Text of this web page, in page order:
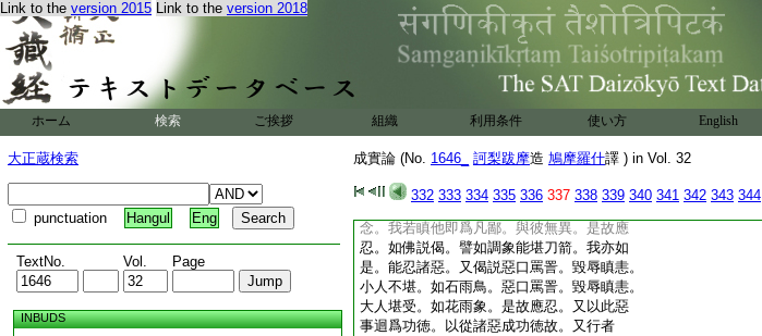
Link to the version 2015 Link to the version 2018
ホーム 検索 ご挨拶 組織 利用条件 使い方 English
大正蔵検索
punctuation Hangul Eng
TextNo. Vol. Page
INBUDS
成實論 (No. 1646_ 訶梨跋摩造 鳩摩羅什譯 ) in Vol. 32
332 333 334 335 336 337 338 339 340 341 342 343 344
所宜。又當念前人利益善事。除捨惡事
則瞋恚息。又當觀前人本末因縁。此人先
世或爲我母。懷妊生育爲我勤苦。或爲我
父兄弟妻子。云何當瞋。又念。來世或當爲
我父母兄弟。或作羅漢縁覺諸佛。云何可
瞋。又見惡人以行惡故兩世受苦。是故不
瞋。又深觀前人體性善惡。若惡人加
16
惡何
故生瞋。如火燒人不應瞋也。又見前人爲
煩惱所逼不得自在。猶如鬼著何爲生
瞋。又隨以何因縁修習忍辱。應念此法
念。我若瞋他即爲凡鄙。與彼無異。是故應
忍。如佛説偈。譬如調象能堪刀箭。我亦如
是。能忍諸惡。又偈説惡口罵詈。毀辱瞋恚。
小人不堪。如石雨鳥。惡口罵詈。毀辱瞋恚。
大人堪受。如花雨象。是故應忍。又以此惡
事迴爲功徳。以從諸惡成功徳故。又行者